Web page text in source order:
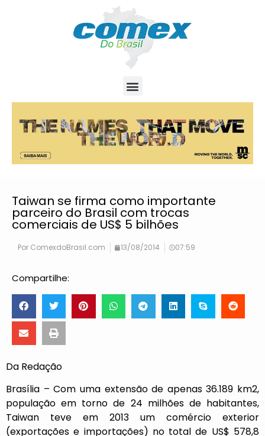
Taiwan se firma como importante
parceiro do Brasil com trocas
comerciais de US$ 5 bilhões
Por ComexdoBrasil.com 13/08/2014 07:59
Compartilhe:
Da Redação
Brasília – Com uma extensão de apenas 36.189 km2,
população em torno de 24 milhões de habitantes,
Taiwan teve em 2013 um comércio exterior
(exportações e importações) no total de US$ 578,8